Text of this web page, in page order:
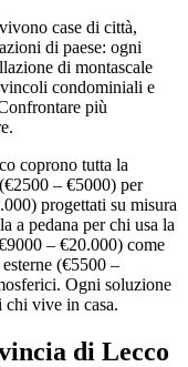
case di città,
di paese: ogni
di montascale
condominiali e
più
coprono tutta la
– €5000) per
progettati su misura
a pedana per chi usa la
– €20.000) come
(€5500 –
Ogni soluzione
chi vive in casa.
di Lecco